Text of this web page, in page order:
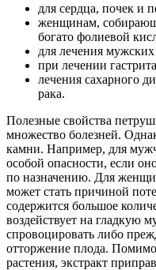
для сердца, почек и
женщинам,
богато фолиевой
для лечения
при лечении
лечения сахарного
рака.
Полезные свойства
множество болезней.
камни. Например, для
особой опасности, если
по назначению. Для
может стать причиной
содержится большое
воздействует на гладкую
спровоцировать либо
отторжение плода.
растения, экстракт